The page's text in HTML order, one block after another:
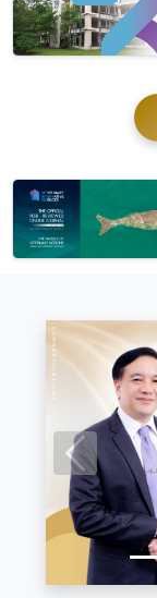
Previous